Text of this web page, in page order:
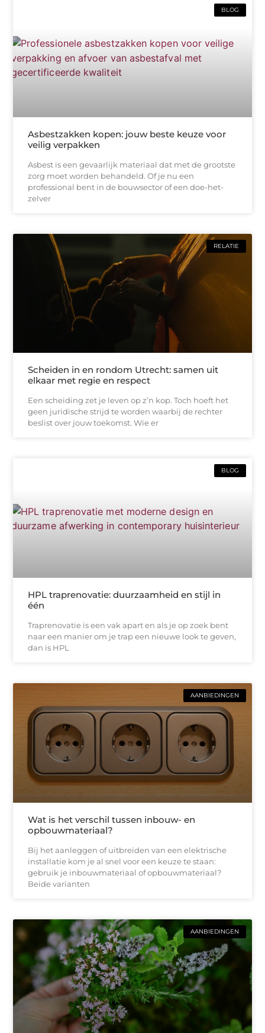
BLOG
Asbestzakken kopen: jouw beste keuze voor
veilig verpakken
Asbest is een gevaarlijk materiaal dat met de grootste
zorg moet worden behandeld. Of je nu een
professional bent in de bouwsector of een doe-het-
zelver
RELATIE
Scheiden in en rondom Utrecht: samen uit
elkaar met regie en respect
Een scheiding zet je leven op z’n kop. Toch hoeft het
geen juridische strijd te worden waarbij de rechter
beslist over jouw toekomst. Wie er
BLOG
HPL traprenovatie: duurzaamheid en stijl in
één
Traprenovatie is een vak apart en als je op zoek bent
naar een manier om je trap een nieuwe look te geven,
dan is HPL
AANBIEDINGEN
Wat is het verschil tussen inbouw- en
opbouwmateriaal?
Bij het aanleggen of uitbreiden van een elektrische
installatie kom je al snel voor een keuze te staan:
gebruik je inbouwmateriaal of opbouwmateriaal?
Beide varianten
AANBIEDINGEN